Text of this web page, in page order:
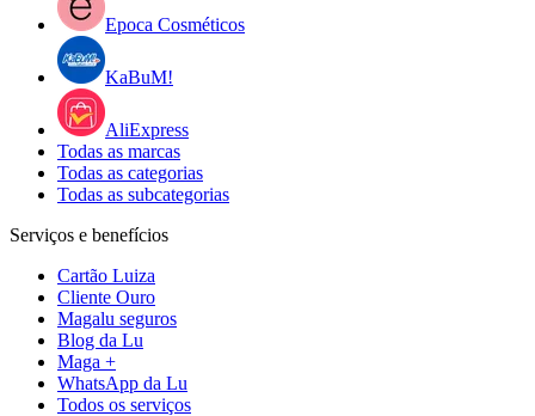
Epoca Cosméticos
KaBuM!
AliExpress
Todas as marcas
Todas as categorias
Todas as subcategorias
Serviços e benefícios
Cartão Luiza
Cliente Ouro
Magalu seguros
Blog da Lu
Maga +
WhatsApp da Lu
Todos os serviços